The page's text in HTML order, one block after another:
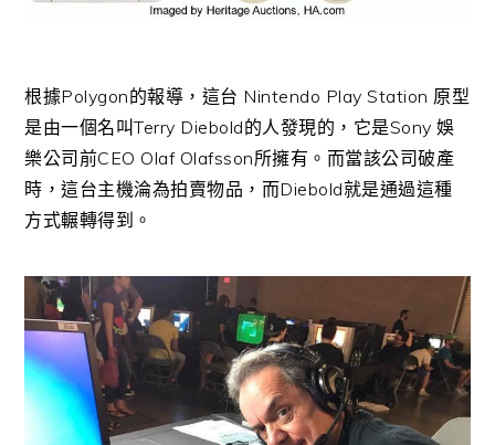
根據Polygon的報導，這台 Nintendo Play Station 原型
是由一個名叫Terry Diebold的人發現的，它是Sony 娛
樂公司前CEO Olaf Olafsson所擁有。而當該公司破產
時，這台主機淪為拍賣物品，而Diebold就是通過這種
方式輾轉得到。